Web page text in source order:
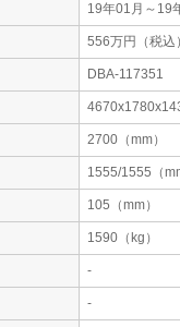
19年01月～19
556万円（税込）
DBA-117351
2700（mm）
1555/1555（
105（mm）
1590（kg）
-
-